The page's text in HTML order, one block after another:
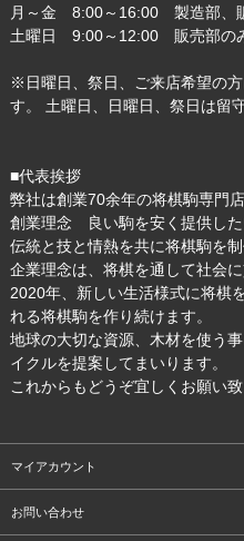
月～金 8:00～16:00 製造部、
土曜日 9:00～12:00 販売部の
※日曜日、祭日、ご来店希望の
す。 土曜日、日曜日、祭日は留
■代表挨拶
弊社は創業70余年の将棋駒専門店
創業理念 良い駒を安く提供し
伝統と技と情熱を共に将棋駒を制
企業理念は、将棋を通して社会に
2020年、新しい生活様式に将棋
れる将棋駒を作り続けます。
地球の大切な資源、木材を使う
イクルを提案してまいります。
これからもどうぞ宜しくお願い致
マイアカウント
お問い合わせ